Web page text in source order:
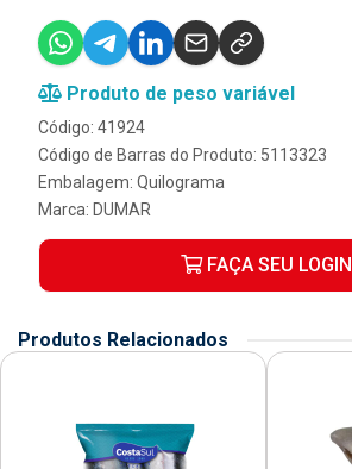
Produto de peso variável
Código: 41924
Código de Barras do Produto: 5113323
Embalagem: Quilograma
Marca: DUMAR
FAÇA SEU LOGIN
Produtos Relacionados